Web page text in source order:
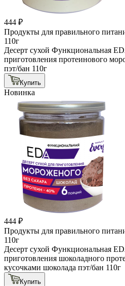
444 ₽
Продукты для правильного
110г
Десерт сухой Функциональная
приготовления протеинового
пэт/бан 110г
Купить
Новинка
444 ₽
Продукты для правильного
110г
Десерт сухой Функциональная
приготовления шоколадного
кусочками шоколада пэт/бан 110г
Купить